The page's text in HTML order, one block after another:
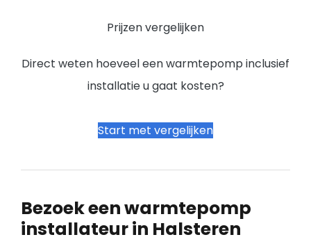
Prijzen vergelijken
Direct weten hoeveel een warmtepomp inclusief
installatie u gaat kosten?
Start met vergelijken
Bezoek een warmtepomp
installateur in Halsteren